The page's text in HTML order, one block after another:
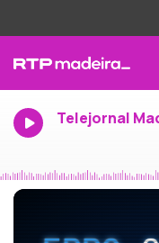
Telejornal